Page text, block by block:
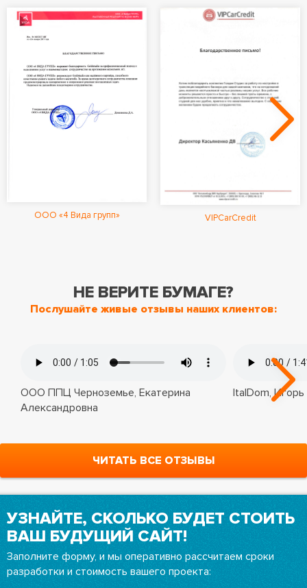
ООО «4 Вида групп» VIPCarCredit
НЕ ВЕРИТЕ БУМАГЕ?
Послушайте живые отзывы наших клиентов:
ООО ППЦ Черноземье, Екатерина
Александровна
ItalDom, Игорь
ЧИТАТЬ ВСЕ ОТЗЫВЫ
УЗНАЙТЕ, СКОЛЬКО БУДЕТ СТОИТЬ
ВАШ БУДУЩИЙ САЙТ!
Заполните форму, и мы оперативно рассчитаем сроки
разработки и стоимость вашего проекта: